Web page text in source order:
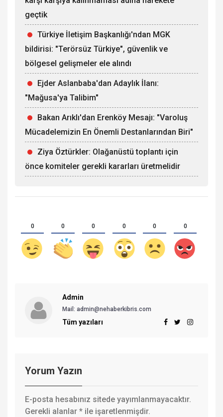
geçtik
Türkiye İletişim Başkanlığı'ndan MGK
bildirisi: "Terörsüz Türkiye", güvenlik ve
bölgesel gelişmeler ele alındı
Ejder Aslanbaba'dan Adaylık İlanı:
"Mağusa'ya Talibim"
Bakan Arıklı'dan Erenköy Mesajı: "Varoluş
Mücadelemizin En Önemli Destanlarından Biri"
Ziya Öztürkler: Olağanüstü toplantı için
önce komiteler gerekli kararları üretmelidir
0 0 0 0 0 0
Admin
Mail: admin@nehaberkibris.com
Tüm yazıları
Yorum Yazın
E-posta hesabınız sitede yayımlanmayacaktır.
Gerekli alanlar * ile işaretlenmişdir.